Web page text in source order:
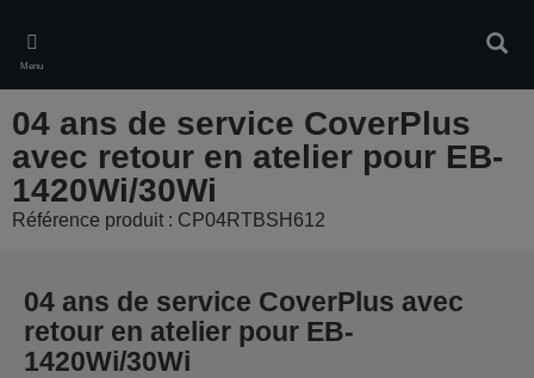
main
content
Menu
04 ans de service CoverPlus
avec retour en atelier pour EB-
1420Wi/30Wi
Référence produit : CP04RTBSH612
04 ans de service CoverPlus avec
retour en atelier pour EB-
1420Wi/30Wi